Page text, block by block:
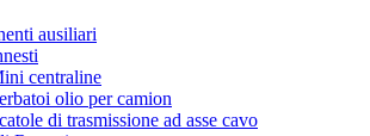
ausiliari
centraline
olio per camion
di trasmissione ad asse cavo